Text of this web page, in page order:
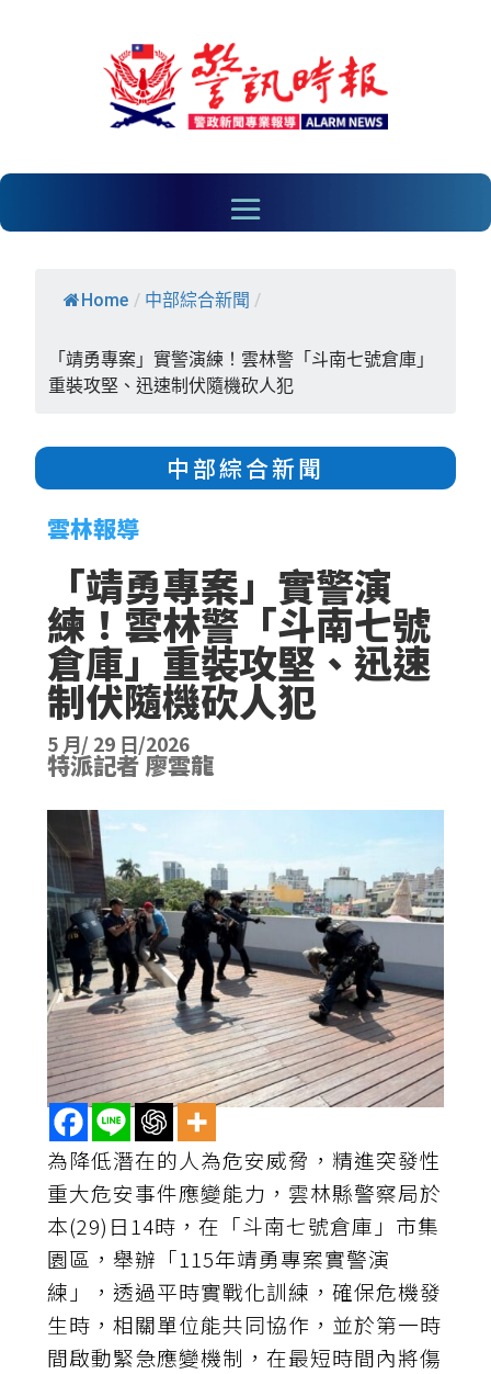
Home / 中部綜合新聞 /
​「靖勇專案」實警演練！雲林警「斗南七號倉庫」
重裝攻堅、迅速制伏隨機砍人犯
中部綜合新聞
雲林報導
​「靖勇專案」實警演
練！雲林警「斗南七號
倉庫」重裝攻堅、迅速
制伏隨機砍人犯
5 月/ 29 日/2026
特派記者 廖雲龍
為降低潛在的人為危安威脅，精進突發性
重大危安事件應變能力，雲林縣警察局於
本(29)日14時，在「斗南七號倉庫」市集
園區，舉辦「115年靖勇專案實警演
練」，透過平時實戰化訓練，確保危機發
生時，相關單位能共同協作，並於第一時
間啟動緊急應變機制，在最短時間內將傷